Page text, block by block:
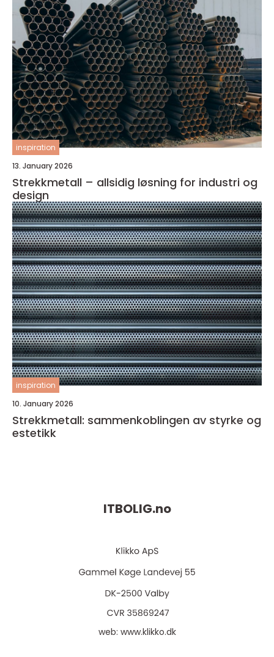
inspiration
13. January 2026
Strekkmetall – allsidig løsning for industri og
design
inspiration
10. January 2026
Strekkmetall: sammenkoblingen av styrke og
estetikk
ITBOLIG.no
web: www.klikko.dk